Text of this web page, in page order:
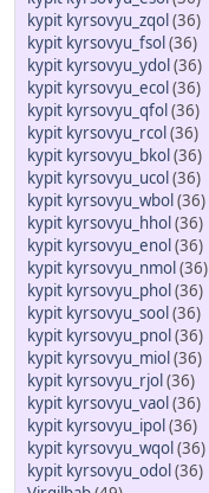
kypit kyrsovyu_zqol(36)
kypit kyrsovyu_fsol(36)
kypit kyrsovyu_ydol(36)
kypit kyrsovyu_ecol(36)
kypit kyrsovyu_qfol(36)
kypit kyrsovyu_rcol(36)
kypit kyrsovyu_bkol(36)
kypit kyrsovyu_ucol(36)
kypit kyrsovyu_wbol(36)
kypit kyrsovyu_hhol(36)
kypit kyrsovyu_enol(36)
kypit kyrsovyu_nmol(36)
kypit kyrsovyu_phol(36)
kypit kyrsovyu_sool(36)
kypit kyrsovyu_pnol(36)
kypit kyrsovyu_miol(36)
kypit kyrsovyu_rjol(36)
kypit kyrsovyu_vaol(36)
kypit kyrsovyu_ipol(36)
kypit kyrsovyu_wqol(36)
kypit kyrsovyu_odol(36)